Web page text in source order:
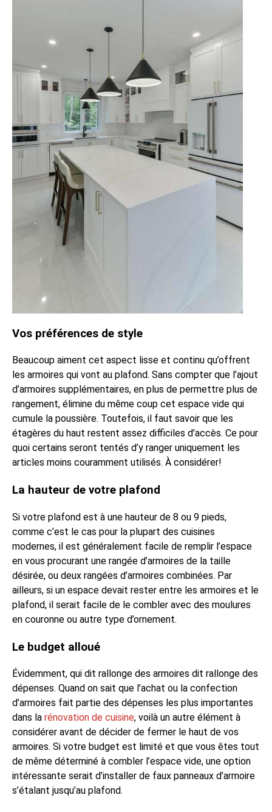
Vos préférences de style
Beaucoup aiment cet aspect lisse et continu qu’offrent
les armoires qui vont au plafond. Sans compter que l’ajout
d’armoires supplémentaires, en plus de permettre plus de
rangement, élimine du même coup cet espace vide qui
cumule la poussière. Toutefois, il faut savoir que les
étagères du haut restent assez difficiles d’accès. Ce pour
quoi certains seront tentés d’y ranger uniquement les
articles moins couramment utilisés. À considérer!
La hauteur de votre plafond
Si votre plafond est à une hauteur de 8 ou 9 pieds,
comme c’est le cas pour la plupart des cuisines
modernes, il est généralement facile de remplir l’espace
en vous procurant une rangée d’armoires de la taille
désirée, ou deux rangées d’armoires combinées. Par
ailleurs, si un espace devait rester entre les armoires et le
plafond, il serait facile de le combler avec des moulures
en couronne ou autre type d’ornement.
Le budget alloué
Évidemment, qui dit rallonge des armoires dit rallonge des
dépenses. Quand on sait que l’achat ou la confection
d’armoires fait partie des dépenses les plus importantes
dans la rénovation de cuisine, voilà un autre élément à
considérer avant de décider de fermer le haut de vos
armoires. Si votre budget est limité et que vous êtes tout
de même déterminé à combler l’espace vide, une option
intéressante serait d’installer de faux panneaux d’armoire
s’étalant jusqu’au plafond.